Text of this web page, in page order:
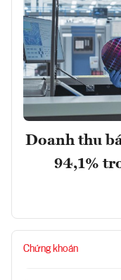
Doanh thu
94,1%
Chứng khoán